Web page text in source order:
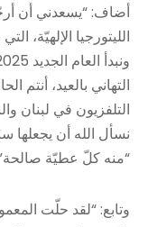
أضاف: “يسعدني أن
الليتورجيا الإلهيّة،
التهاني بالعيد، أنتم
التلفزيون في لبنان
نسأل الله أن يجعلها
“منه كلّ عطيّة
وتابع: “لقد حلّت